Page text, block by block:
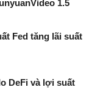
1.5
Fed tăng lãi suất
DeFi và lợi suất